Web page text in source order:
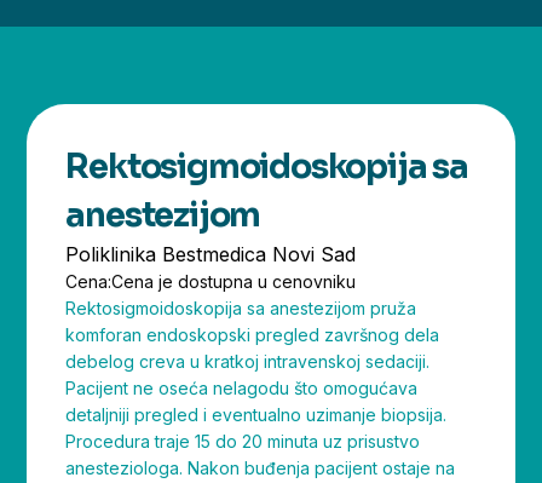
Rektosigmoidoskopija sa
anestezijom
Poliklinika Bestmedica Novi Sad
Cena:Cena je dostupna u cenovniku
Rektosigmoidoskopija sa anestezijom pruža
komforan endoskopski pregled završnog dela
debelog creva u kratkoj intravenskoj sedaciji.
Pacijent ne oseća nelagodu što omogućava
detaljniji pregled i eventualno uzimanje biopsija.
Procedura traje 15 do 20 minuta uz prisustvo
anesteziologa. Nakon buđenja pacijent ostaje na